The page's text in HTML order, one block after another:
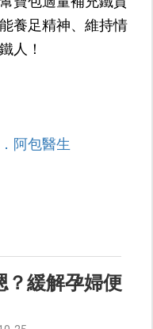
養足精神、維持情
人！
阿包醫生
？緩解孕婦便